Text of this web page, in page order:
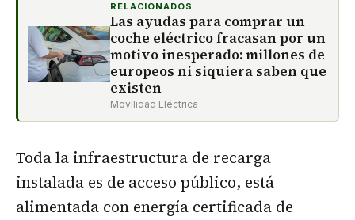
RELACIONADOS
Las ayudas para comprar un
coche eléctrico fracasan por un
motivo inesperado: millones de
europeos ni siquiera saben que
existen
Movilidad Eléctrica
Toda la infraestructura de recarga
instalada es de acceso público, está
alimentada con energía certificada de